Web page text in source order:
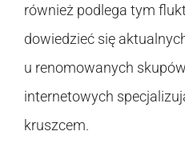
również podlega tym
dowiedzieć się
u renomowanych
internetowych
kruszcem.